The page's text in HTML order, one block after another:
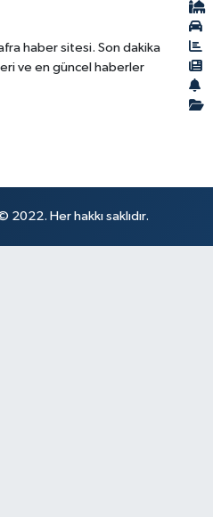
haber sitesi. Son dakika
ve en güncel haberler
Her hakkı saklıdır.